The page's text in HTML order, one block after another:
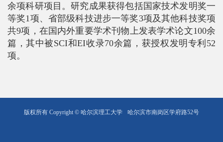
余项科研项目。研究成果获得包括国家技术发明奖一
等奖1 项、省部级科技进步一等奖3项及其他科技奖项
共9项，在国内外重要学术刊物上发表学术论文100余
篇，其中被SCI和EI收录70余篇，获授权发明专利 52
项。
版权所有 Copyright © 哈尔滨理工大学 哈尔滨市南岗区学府路52号